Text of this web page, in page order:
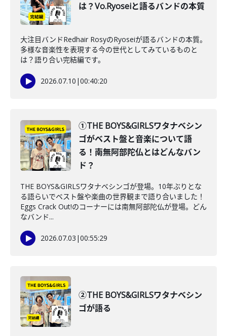
は？Vo.Ryoseiと語るバンドの本質
大注目バンドRedhair RosyのRyoseiが語るバンドの本質。
多様な音楽性を表現する今の世代としてみているものと
は？語り合い完結編です。
2026.07.10 |00:40:20
①THE BOYS&GIRLSワタナベシン
ゴがベスト盤と音楽について語
る！南無阿部陀仏とはどんなバン
ド？
THE BOYS&GIRLSワタナベシンゴが登場。10年ぶりとな
る語らいでベスト盤や楽曲の世界観まで語り合いました！
Eggs Crack Out!のコーナーには南無阿部陀仏が登場。どん
なバンド...
2026.07.03 |00:55:29
②THE BOYS&GIRLSワタナベシン
ゴが語る